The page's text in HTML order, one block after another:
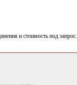
и стоимость под запрос.